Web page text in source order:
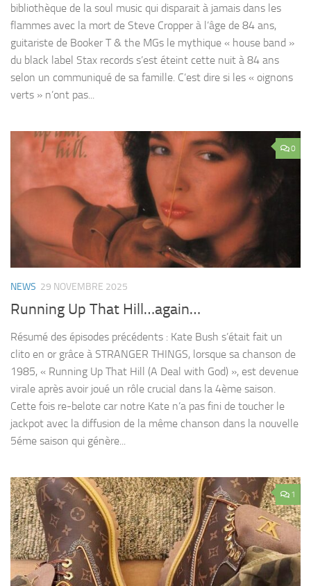
bibliothèque de la soul music qui disparait à jamais dans les
flammes avec la mort de Steve Cropper à l’âge de 84 ans,
guitariste de Booker T & the MGs le mythique « house band »
du black label Stax records s’est éteint cette nuit à 84 ans
selon un communiqué de sa famille. C’est dire si les « oignons
verts » n’ont pas...
0
NEWS 29 NOVEMBRE 2025
Running Up That Hill…again…
Résumé des épisodes précédents : Kate Bush s’était fait un
clito en or grâce à STRANGER THINGS, lorsque sa chanson de
1985, « Running Up That Hill (A Deal with God) », est devenue
virale après avoir joué un rôle crucial dans la 4ème saison.
Cette fois re-belote car notre Kate n’a pas fini de toucher le
jackpot avec la diffusion de la même chanson dans la nouvelle
5éme saison qui génère...
1